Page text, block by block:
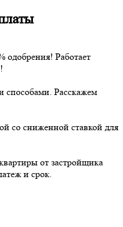
одобрения! Работает
способами. Расскажем
со сниженной ставкой для
от застройщика
и срок.